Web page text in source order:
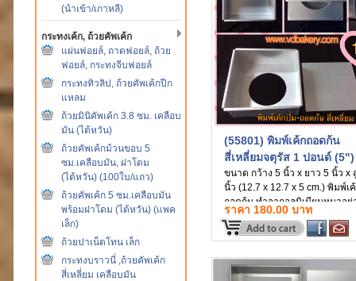
(นำเข้า/เกาหลี)
กระทงเค้ก, ถ้วยคัพเค้ก
แผ่นฟอยล์, ถาดฟอยล์, ถ้วย
ฟอยล์, กระทงจีบฟอยล์
กระทงทิวลิป, ถ้วยคัพเค้กปีก
แหลม
ถ้วยมินิคัพเค้ก 3.8 ซม. เคลือบ
มัน (ไต้หวัน)
ถ้วยคัพเค้กม้วนขอบ 5
ซม.เคลือบมัน, ฝาโดม
(ไต้หวัน) (100ใบ/แถว)
ถ้วยคัพเค้ก 5 ซม.เคลือบมัน
พร้อมฝาโดม (ไต้หวัน) (แพค
เล็ก)
ถ้วยปาเน็ตโทน เล็ก
กระทงบราวนี่ ,ถ้วยคัพเค้ก
สี่เหลี่ยม เคลือบมัน
(55801) พิมพ์เค้กถอดก้น
สี่เหลี่ยมจตุรัส 1 ปอนด์ (5")
ขนาด กว้าง 5 นิ้ว x ยาว 5 นิ้ว x
นิ้ว (12.7 x 12.7 x 5 cm.) พิมพ์เ
ถอดก้น ทำจากอลูมิเนียมหนาอย่
(สินค้านำเข้า)
ราคา 180.00 บาท